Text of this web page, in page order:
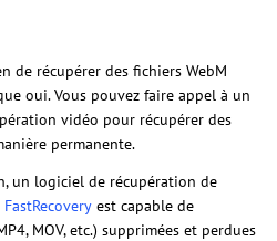
de récupérer des fichiers WebM
oui. Vous pouvez faire appel à un
vidéo pour récupérer des
permanente.
un logiciel de récupération de
FastRecovery est capable de
MOV, etc.) supprimées et perdues